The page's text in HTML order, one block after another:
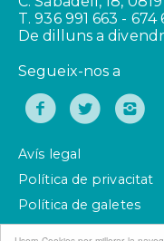
T. 936 991 663 - 674
De dilluns a
Segueix-nos a
Avís legal
Política de privacitat
Política de galetes